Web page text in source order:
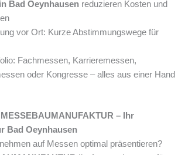
Bad Oeynhausen reduzieren Kosten und
vor Ort: Kurze Abstimmungswege für
Fachmessen, Karrieremessen,
oder Kongresse – alles aus einer Hand
– Ihr
Bad Oeynhausen
auf Messen optimal präsentieren?